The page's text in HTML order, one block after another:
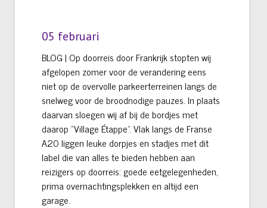
05 februari
BLOG | Op doorreis door Frankrijk stopten wij
afgelopen zomer voor de verandering eens
niet op de overvolle parkeerterreinen langs de
snelweg voor de broodnodige pauzes. In plaats
daarvan sloegen wij af bij de bordjes met
daarop “Village Étappe”. Vlak langs de Franse
A20 liggen leuke dorpjes en stadjes met dit
label die van alles te bieden hebben aan
reizigers op doorreis: goede eetgelegenheden,
prima overnachtingsplekken en altijd een
garage.